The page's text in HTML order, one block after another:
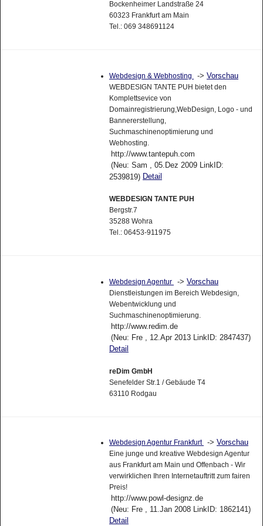
Bockenheimer Landstraße 24
60323 Frankfurt am Main
Tel.: 069 348691124
Webdesign & Webhosting -> Vorschau
WEBDESIGN TANTE PUH bietet den
Komplettsevice von
Domainregistrierung,WebDesign, Logo - und
Bannererstellung,
Suchmaschinenoptimierung und
Webhosting.
http://www.tantepuh.com
(Neu: Sam , 05.Dez 2009 LinkID:
2539819) Detail
WEBDESIGN TANTE PUH
Bergstr.7
35288 Wohra
Tel.: 06453-911975
Webdesign Agentur -> Vorschau
Dienstleistungen im Bereich Webdesign,
Webentwicklung und
Suchmaschinenoptimierung.
http://www.redim.de
(Neu: Fre , 12.Apr 2013 LinkID: 2847437)
Detail
reDim GmbH
Senefelder Str.1 / Gebäude T4
63110 Rodgau
Webdesign Agentur Frankfurt -> Vorschau
Eine junge und kreative Webdesign Agentur
aus Frankfurt am Main und Offenbach - Wir
verwirklichen Ihren Internetauftritt zum fairen
Preis!
http://www.powl-designz.de
(Neu: Fre , 11.Jan 2008 LinkID: 1862141)
Detail